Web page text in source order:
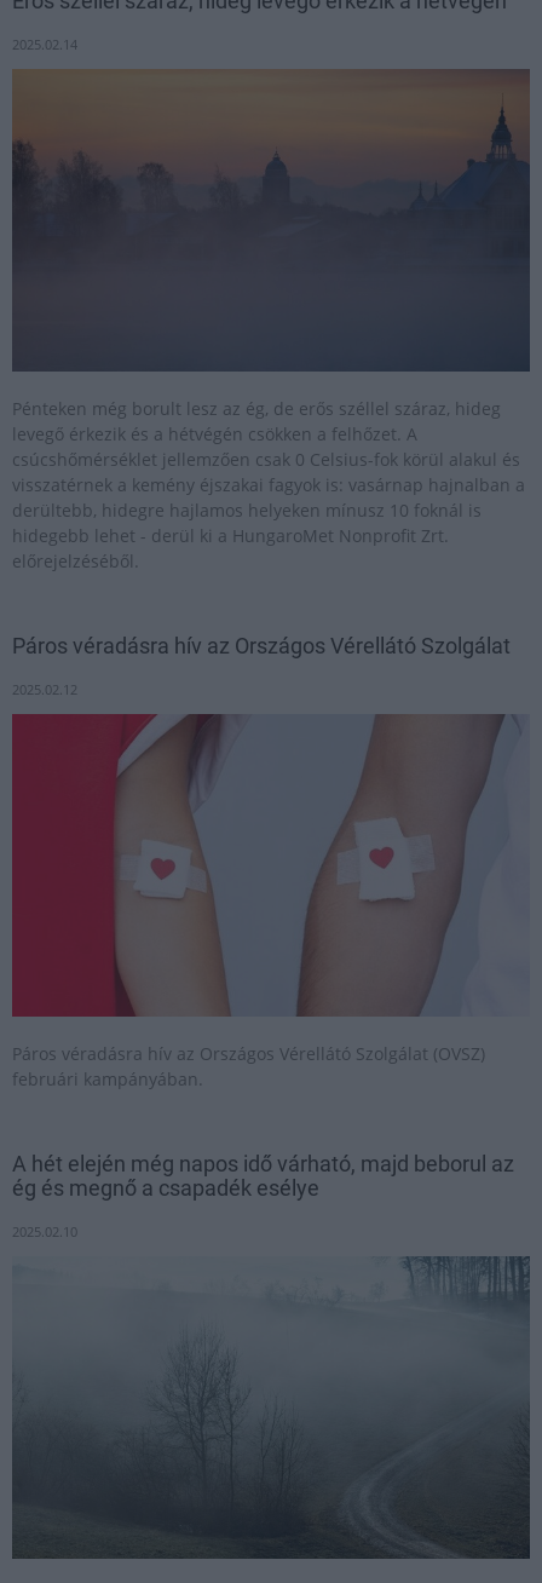
2025.02.14
Pénteken még borult lesz az ég, de erős széllel száraz, hideg
levegő érkezik és a hétvégén csökken a felhőzet. A
csúcshőmérséklet jellemzően csak 0 Celsius-fok körül alakul és
visszatérnek a kemény éjszakai fagyok is: vasárnap hajnalban a
derültebb, hidegre hajlamos helyeken mínusz 10 foknál is
hidegebb lehet - derül ki a HungaroMet Nonprofit Zrt.
előrejelzéséből.
Páros véradásra hív az Országos Vérellátó Szolgálat
2025.02.12
Páros véradásra hív az Országos Vérellátó Szolgálat (OVSZ)
februári kampányában.
A hét elején még napos idő várható, majd beborul az
ég és megnő a csapadék esélye
2025.02.10